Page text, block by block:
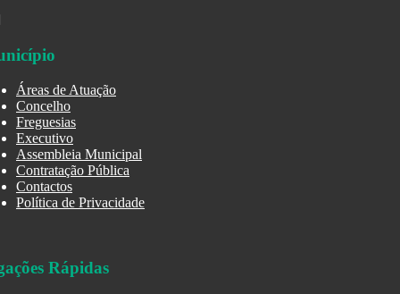
Áreas de Atuação
Concelho
Freguesias
Executivo
Assembleia Municipal
Contratação Pública
Contactos
Política de Privacidade
Rápidas